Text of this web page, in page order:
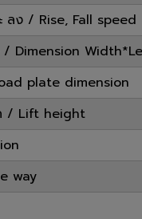
ลง / Rise, Fall speed
/ Dimension
plate dimension
/ Lift height
way